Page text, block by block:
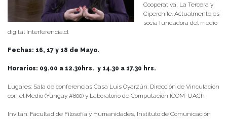
Cooperativa, La Tercera y
Ciperchile. Actualmente es
socia fundadora del medio
digital Interferencia.cl
Fechas: 16, 17 y 18 de Mayo.
Horarios: 09.00 a 12.30hrs. y 14.30 a 17.30 hrs.
Lugares: Sala de conferencias Casa Luis Oyarzún. Dirección de Vinculación
con el Medio (Yungay #800) y Laboratorio de Computación ICOM-UACh
Invitan: Facultad de Filosofía y Humanidades, Instituto de Comunicación